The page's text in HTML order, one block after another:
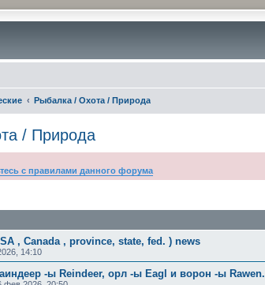
Рыбалка / Охота / Природа
/ Природа
с правилами данного форума
, Canada , province, state, fed. ) news
14:10
-ы Reindeer, орл -ы Eagl и ворон -ы Rawen.